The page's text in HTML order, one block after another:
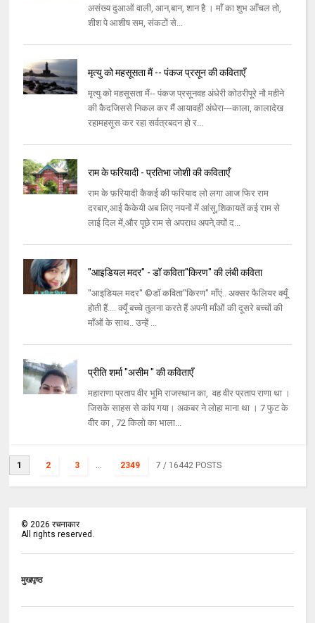
असंख्य दुआओं वाली, आन,बान, शान है । माँ का शुभ आँचल तो,
शीश पे आशीष सम, संकटों से...
मृत्यु को महसूसता मैं -- पंकज प्रसून की कविताएँ
मृत्यु को महसूसता मैं-- पंकज प्रसूनवह अंधेरी कोठरीपूरे नौ महीने
की कैदजिससे निकल कर मैं आयावहीं अंधेरा---काला, कालादेख
रहामहसूस कर रहा सर्वत्रबदन हो र...
राम के फरियादी - प्रतिभा जोशी की कविताएँ
राम के फ़रियादी कैकई की फरियाद लो लगा आज फिर राम
दरबार,आई कैकेयी अब लिए नयनों में आंसू,शिकायतें कई राम से
लाई दिल में,और पूछे राम से अपराध अपने,क्यों द...
"आइडियल मदर" - डॉ कविता"किरण" की लंबी कविता
"आइडियल मदर" ©डॉ कविता"किरण" माँएं.. अक्सर फैलियर क्यूँ
होती हैं.... क्यूँ बच्चे तुलना करते हैं अपनी माँओं की दूसरे बच्चों की
माँओं के साथ.. उन्हें ...
प्रीति शर्मा "असीम " की कविताएँ
महाराणा प्रताप वीर भूमि राजस्थान का, वह वीर प्रताप राणा था ।
जिसके साहस से कांप गया। अकबर ने लोहा माना था । 7 फुट के
वीर का , 72 किलो का भाला...
1 2 3 ... 2349 7 / 16442 POSTS
©2026 रचनाकार
All rights reserved.
मुखपृष्ठ